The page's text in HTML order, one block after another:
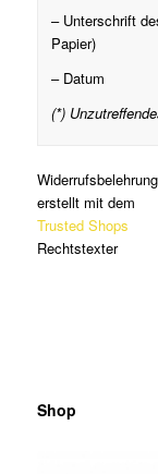
– Unterschrift
Papier)
– Datum
(*)
Widerrufsbelehrung
erstellt mit dem
Trusted Shops
Rechtstexter
Shop